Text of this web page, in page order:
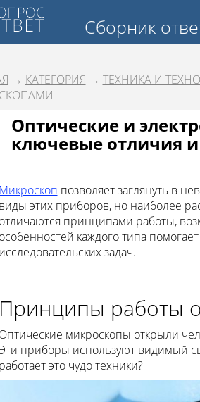
Сборник
→ КАТЕГОРИЯ → ТЕХНИКА И
Оптические и
ключевые отличия
Микроскоп позволяет заглянуть в
виды этих приборов, но наиболее
отличаются принципами работы,
особенностей каждого типа
исследовательских задач.
Принципы работы
Оптические микроскопы открыли
приборы используют видимый
работает это чудо техники?